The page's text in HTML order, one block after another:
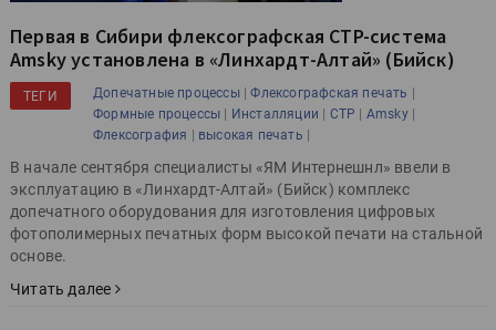
Первая в Сибири флексографская CTP-система
Amsky установлена в «Линхардт-Алтай» (Бийск)
ТЕГИ Допечатные процессы|Флексографская печать |
Формные процессы | Инсталляции | CTP | Amsky|
Флексография | высокая печать |
В начале сентября специалисты «ЯМ Интернешнл» ввели в
эксплуатацию в «Линхардт-Алтай» (Бийск) комплекс
допечатного оборудования для изготовления цифровых
фотополимерных печатных форм высокой печати на стальной
основе.
Читать далее